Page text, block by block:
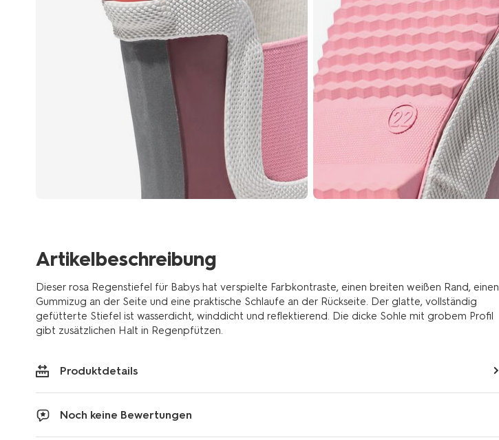
Artikelbeschreibung
Dieser rosa Regenstiefel für Babys hat verspielte Farbkontraste, einen breiten weißen Rand, einen
Gummizug an der Seite und eine praktische Schlaufe an der Rückseite. Der glatte, vollständig
gefütterte Stiefel ist wasserdicht, winddicht und reflektierend. Die dicke Sohle mit grobem Profil
gibt zusätzlichen Halt in Regenpfützen.
Produktdetails
Noch keine Bewertungen